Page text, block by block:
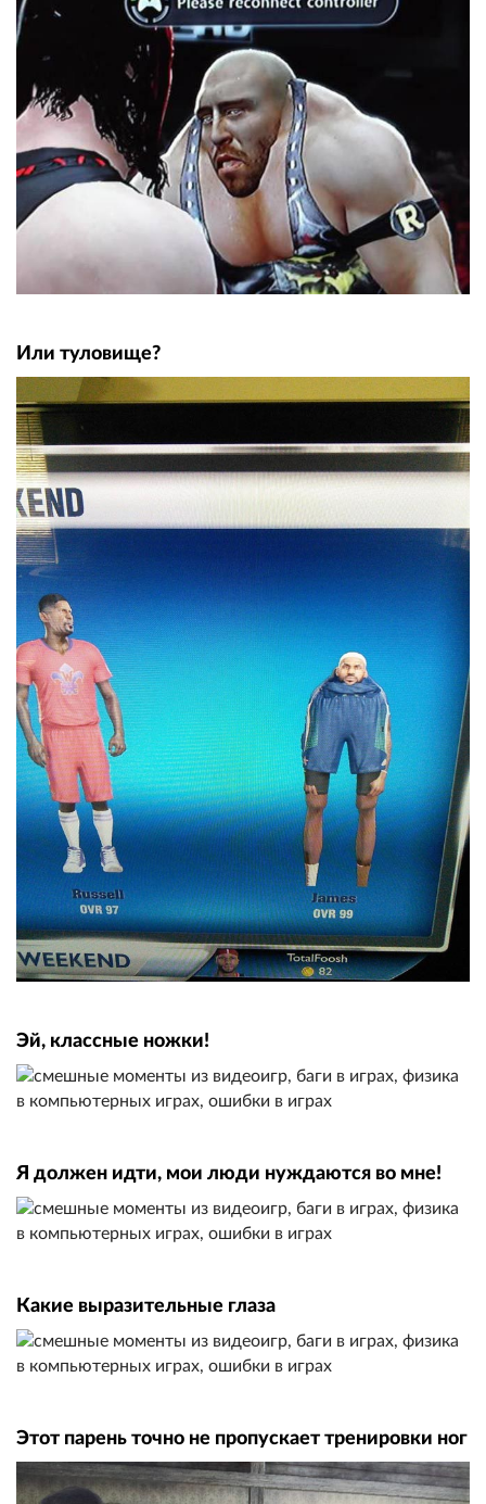
Или туловище?
Эй, классные ножки!
Я должен идти, мои люди нуждаются во мне!
Какие выразительные глаза
Этот парень точно не пропускает тренировки ног